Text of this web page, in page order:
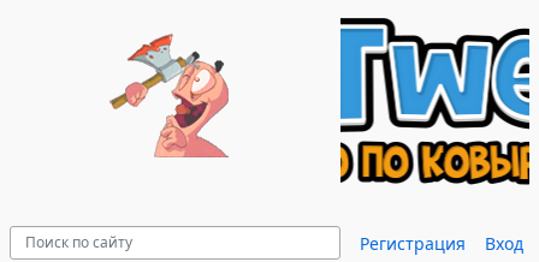
Регистрация Вход